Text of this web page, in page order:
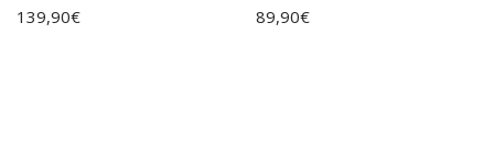
139,90€ 89,90€